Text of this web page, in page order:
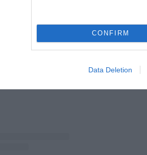
CONFIRM
Data Deletion
View this post on Instagram